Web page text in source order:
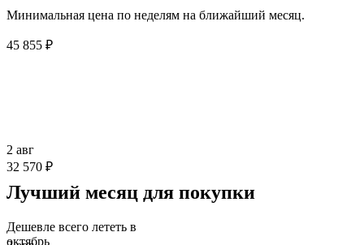
Минимальная цена по неделям на ближайший месяц.
45 855 ₽
2 авг
32 570 ₽
Лучший месяц для покупки
Дешевле всего лететь в
октябрь